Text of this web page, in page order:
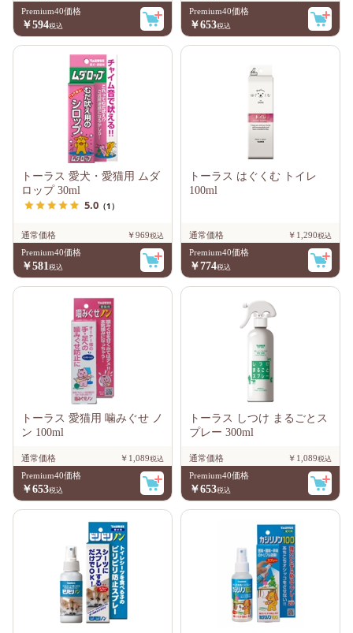
Premium40価格
￥594
Premium40価格
￥653
トーラス 愛犬・愛猫用 ムダ
ロップ 30ml
5.0 （1）
通常価格
￥969
Premium40価格
￥581
トーラス はぐくむ トイレ
100ml
通常価格
￥1,290
Premium40価格
￥774
トーラス 愛猫用 噛みぐせ ノ
ン 100ml
通常価格
￥1,089
Premium40価格
￥653
トーラス しつけ まるごとス
プレー 300ml
通常価格
￥1,089
Premium40価格
￥653